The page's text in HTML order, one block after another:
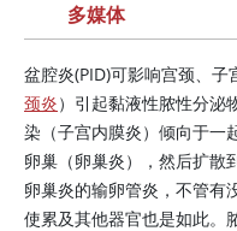
多媒体
盆腔炎(PID)可影响宫颈、
颈炎）引起黏液性脓性分泌
染（子宫内膜炎）倾向于一
卵巢（卵巢炎），然后扩散
卵巢炎的输卵管炎，不管有
使累及其他器官也是如此。